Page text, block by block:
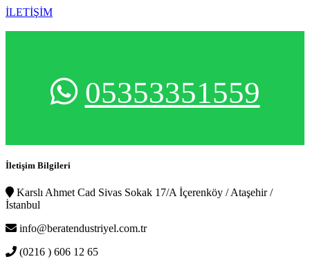
İLETİŞİM
05353351559
İletişim Bilgileri
Karslı Ahmet Cad Sivas Sokak 17/A İçerenköy / Ataşehir /
İstanbul
info@beratendustriyel.com.tr
(0216 ) 606 12 65